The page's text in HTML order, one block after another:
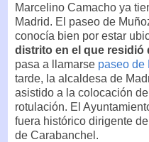
Marcelino Camacho ya
Madrid. El paseo de
conocía bien por estar
distrito en el que residió
pasa a llamarse paseo de
tarde, la alcaldesa de
asistido a la colocación
rotulación. El
fuera histórico dirigente
de Carabanchel.